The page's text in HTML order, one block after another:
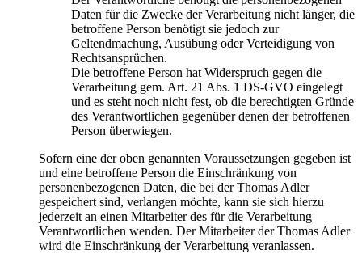
Daten für die Zwecke der Verarbeitung nicht länger, die
betroffene Person benötigt sie jedoch zur
Geltendmachung, Ausübung oder Verteidigung von
Rechtsansprüchen.
Die betroffene Person hat Widerspruch gegen die
Verarbeitung gem. Art. 21 Abs. 1 DS-GVO eingelegt
und es steht noch nicht fest, ob die berechtigten Gründe
des Verantwortlichen gegenüber denen der betroffenen
Person überwiegen.
Sofern eine der oben genannten Voraussetzungen gegeben ist
und eine betroffene Person die Einschränkung von
personenbezogenen Daten, die bei der Thomas Adler
gespeichert sind, verlangen möchte, kann sie sich hierzu
jederzeit an einen Mitarbeiter des für die Verarbeitung
Verantwortlichen wenden. Der Mitarbeiter der Thomas Adler
wird die Einschränkung der Verarbeitung veranlassen.